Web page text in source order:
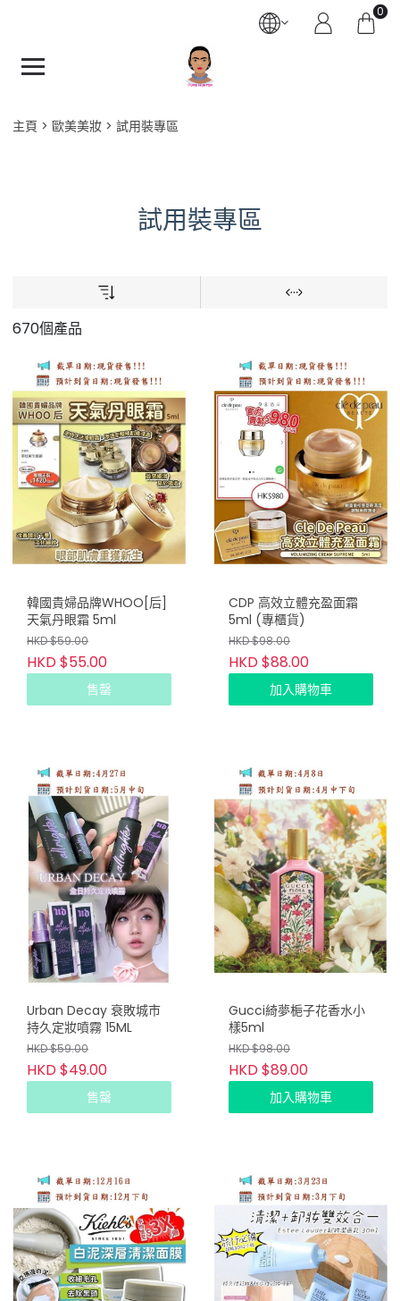
0
主頁 歐美美妝 試用裝專區
試用裝專區
670個產品
韓國貴婦品牌WHOO[后]
天氣丹眼霜 5ml
HKD $59.00
HKD $55.00
售罄
CDP 高效立體充盈面霜
5ml (專櫃貨)
HKD $98.00
HKD $88.00
加入購物車
Urban Decay 衰敗城市
持久定妝噴霧 15ML
HKD $59.00
HKD $49.00
售罄
Gucci綺夢梔子花香水小
樣5ml
HKD $98.00
HKD $89.00
加入購物車